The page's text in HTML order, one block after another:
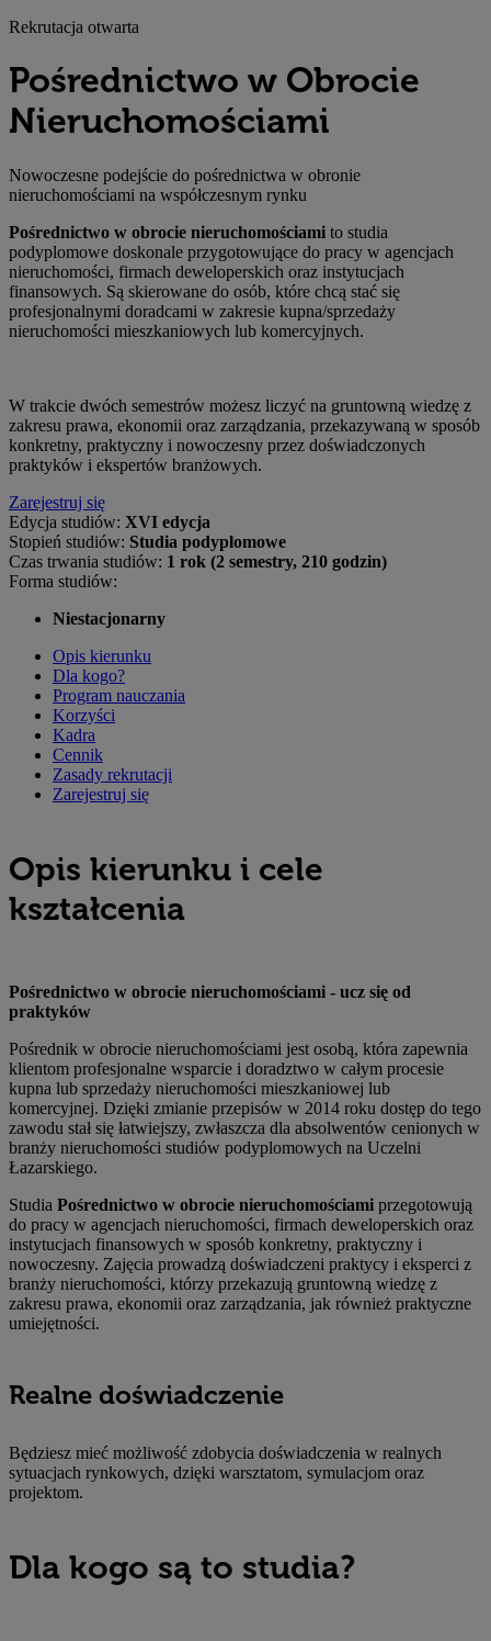
Rekrutacja otwarta
Pośrednictwo w Obrocie
Nieruchomościami
Nowoczesne podejście do pośrednictwa w obronie
nieruchomościami na współczesnym rynku
Pośrednictwo w obrocie nieruchomościami to studia
podyplomowe doskonale przygotowujące do pracy w agencjach
nieruchomości, firmach deweloperskich oraz instytucjach
finansowych. Są skierowane do osób, które chcą stać się
profesjonalnymi doradcami w zakresie kupna/sprzedaży
nieruchomości mieszkaniowych lub komercyjnych.
W trakcie dwóch semestrów możesz liczyć na gruntowną wiedzę z
zakresu prawa, ekonomii oraz zarządzania, przekazywaną w sposób
konkretny, praktyczny i nowoczesny przez doświadczonych
praktyków i ekspertów branżowych.
Zarejestruj się
Edycja studiów: XVI edycja
Stopień studiów: Studia podyplomowe
Czas trwania studiów: 1 rok (2 semestry, 210 godzin)
Forma studiów:
Niestacjonarny
Opis kierunku
Dla kogo?
Program nauczania
Korzyści
Kadra
Cennik
Zasady rekrutacji
Zarejestruj się
Opis kierunku i cele
kształcenia
Pośrednictwo w obrocie nieruchomościami - ucz się od
praktyków
Pośrednik w obrocie nieruchomościami jest osobą, która zapewnia
klientom profesjonalne wsparcie i doradztwo w całym procesie
kupna lub sprzedaży nieruchomości mieszkaniowej lub
komercyjnej. Dzięki zmianie przepisów w 2014 roku dostęp do tego
zawodu stał się łatwiejszy, zwłaszcza dla absolwentów cenionych w
branży nieruchomości studiów podyplomowych na Uczelni
Łazarskiego.
Studia Pośrednictwo w obrocie nieruchomościami przegotowują
do pracy w agencjach nieruchomości, firmach deweloperskich oraz
instytucjach finansowych w sposób konkretny, praktyczny i
nowoczesny. Zajęcia prowadzą doświadczeni praktycy i eksperci z
branży nieruchomości, którzy przekazują gruntowną wiedzę z
zakresu prawa, ekonomii oraz zarządzania, jak również praktyczne
umiejętności.
Realne doświadczenie
Będziesz mieć możliwość zdobycia doświadczenia w realnych
sytuacjach rynkowych, dzięki warsztatom, symulacjom oraz
projektom.
Dla kogo są to studia?